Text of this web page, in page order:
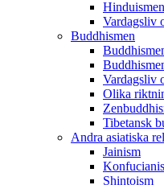
Vardagsliv
Buddhismen
Vardagsliv
Olika
Tibetansk
Andra asiatiska
Jainism
Shintoism